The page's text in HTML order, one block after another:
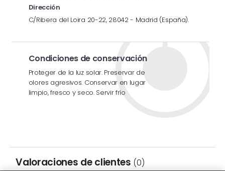
Dirección
C/Ribera del Loira 20-22, 28042 - Madrid (España).
Condiciones de conservación
Proteger de la luz solar. Preservar de
olores agresivos. Conservar en lugar
limpio, fresco y seco. Servir frío
Valoraciones de clientes (0)